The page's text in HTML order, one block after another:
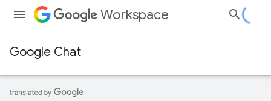
Workspace
Google Chat